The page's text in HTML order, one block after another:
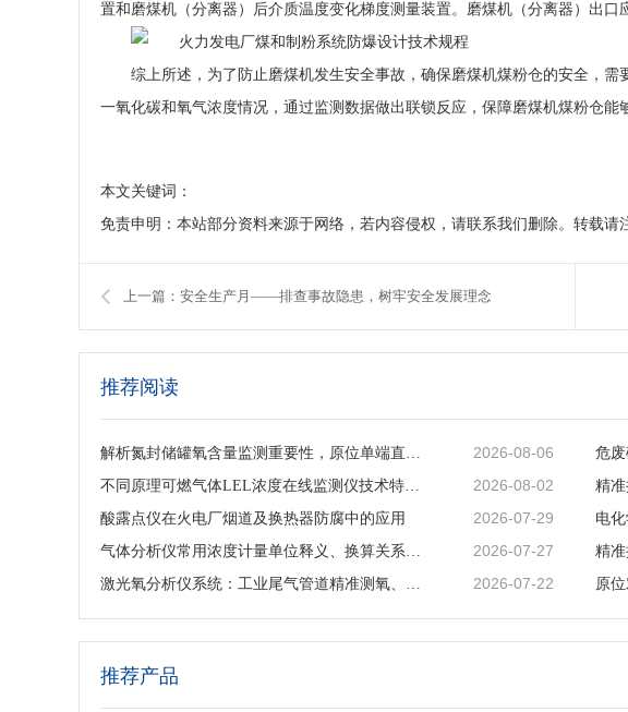
置和磨煤机（分离器）后介质温度变化梯度测量装置。磨煤机（分离器）出口
综上所述，为了防止磨煤机发生安全事故，确保磨煤机煤粉仓的安全，
一氧化碳和氧气浓度情况，通过监测数据做出联锁反应，保障磨煤机煤粉仓能
本文关键词：
免责申明：本站部分资料来源于网络，若内容侵权，请联系我们删除。转载请
上一篇：安全生产月——排查事故隐患，树牢安全发展理念
推荐阅读
解析氮封储罐氧含量监测重要性，原位单端直插激光气体分析仪的落地应用与工艺价值 2026-08-06
不同原理可燃气体LEL浓度在线监测仪技术特点及工业选型指南 2026-08-02
酸露点仪在火电厂烟道及换热器防腐中的应用 2026-07-29
气体分析仪常用浓度计量单位释义、换算关系及适用场景说明 2026-07-27
激光氧分析仪系统：工业尾气管道精准测氧、筑牢工艺安全防线 2026-07-22
推荐产品